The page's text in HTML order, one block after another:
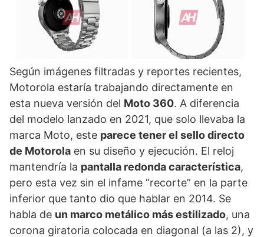
Según imágenes filtradas y reportes recientes,
Motorola estaría trabajando directamente en
esta nueva versión del Moto 360. A diferencia
del modelo lanzado en 2021, que solo llevaba la
marca Moto, este parece tener el sello directo
de Motorola en su diseño y ejecución. El reloj
mantendría la pantalla redonda característica,
pero esta vez sin el infame “recorte” en la parte
inferior que tanto dio que hablar en 2014. Se
habla de un marco metálico más estilizado, una
corona giratoria colocada en diagonal (a las 2), y